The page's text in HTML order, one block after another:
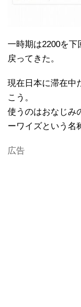
一時期は2200を下
戻ってきた。
現在日本に滞在中
こう。
使うのはおなじみ
ーワイズという名
広告